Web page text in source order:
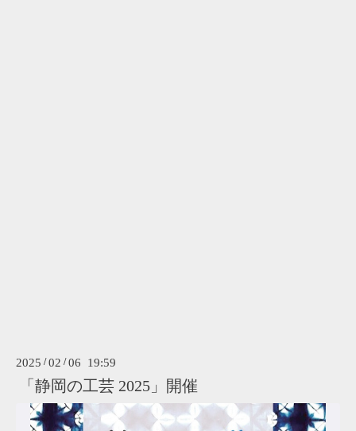
2025 /02 /06 19:59
「静岡の工芸 2025」開催